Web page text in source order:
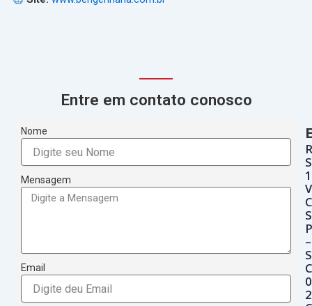
Entre em contato conosco
Nome
Mensagem
Email
–